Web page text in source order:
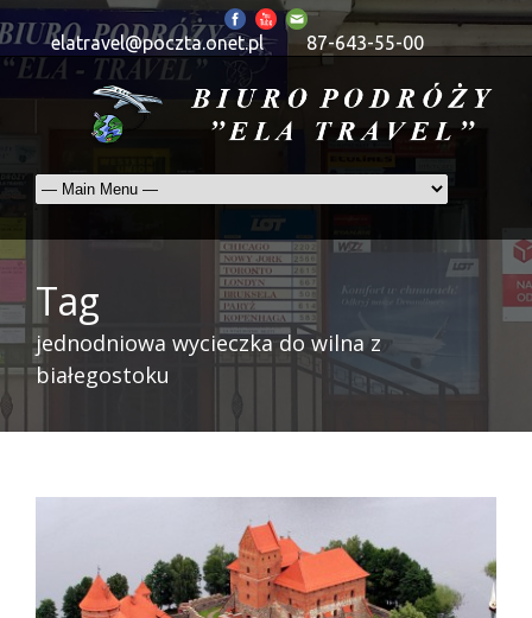
elatravel@poczta.onet.pl 87-643-55-00
Tag
jednodniowa wycieczka do wilna z
białegostoku